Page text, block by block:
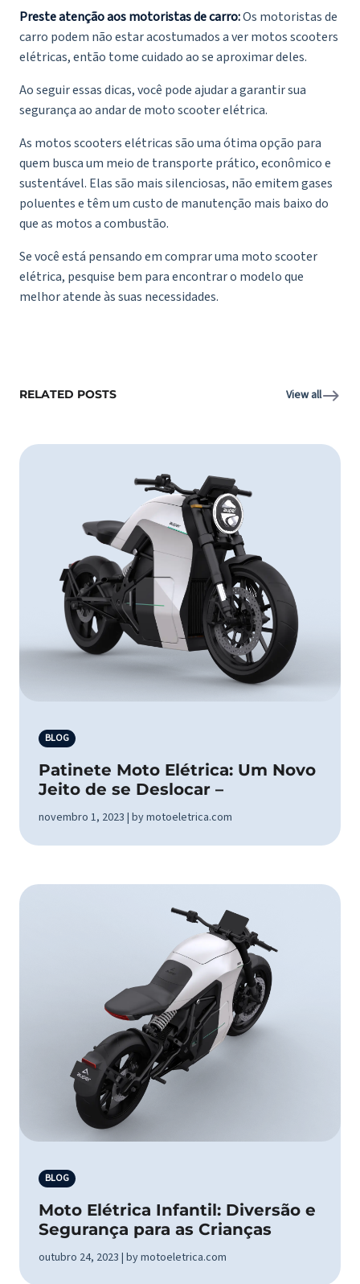
Preste atenção aos motoristas de carro:Os motoristas de
carro podem não estar acostumados a ver motos scooters
elétricas, então tome cuidado ao se aproximar deles.
Ao seguir essas dicas, você pode ajudar a garantir sua
segurança ao andar de moto scooter elétrica.
As motos scooters elétricas são uma ótima opção para
quem busca um meio de transporte prático, econômico e
sustentável. Elas são mais silenciosas, não emitem gases
poluentes e têm um custo de manutenção mais baixo do
que as motos a combustão.
Se você está pensando em comprar uma moto scooter
elétrica, pesquise bem para encontrar o modelo que
melhor atende às suas necessidades.
RELATED POSTS View all
BLOG
Patinete Moto Elétrica: Um Novo
Jeito de se Deslocar –
novembro 1, 2023 | by motoeletrica.com
BLOG
Moto Elétrica Infantil: Diversão e
Segurança para as Crianças
outubro 24, 2023 | by motoeletrica.com